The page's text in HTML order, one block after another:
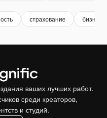
страхование бизнес
ваших лучших работ.
среди креаторов,
и студий.